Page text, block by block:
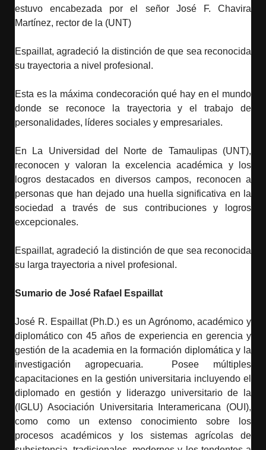
estuvo encabezada por el señor José F. Chavira
Martínez, rector de la (UNT)
Espaillat, agradeció la distinción de que sea reconocida
su trayectoria a nivel profesional.
Esta es la máxima condecoración qué hay en el mundo
donde se reconoce la trayectoria y el trabajo de
personalidades, líderes sociales y empresariales.
En La Universidad del Norte de Tamaulipas (UNT),
reconocen y valoran la excelencia académica y los
logros destacados en diversos campos, reconocen a
personas que han dejado una huella significativa en la
sociedad a través de sus contribuciones y logros
excepcionales.
Espaillat, agradeció la distinción de que sea reconocida
su larga trayectoria a nivel profesional.
Sumario de José Rafael Espaillat
José R. Espaillat (Ph.D.) es un Agrónomo, académico y
diplomático con 45 años de experiencia en gerencia y
gestión de la academia en la formación diplomática y la
investigación agropecuaria. Posee múltiples
capacitaciones en la gestión universitaria incluyendo el
diplomado en gestión y liderazgo universitario de la
(IGLU) Asociación Universitaria Interamericana (OUI),
como como un extenso conocimiento sobre los
procesos académicos y los sistemas agrícolas de